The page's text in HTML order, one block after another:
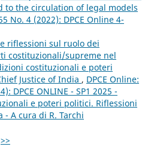
to the circulation of legal models
No. 4 (2022): DPCE Online 4-
riflessioni sul ruolo dei
costituzionali/supreme nel
costituzionali e poteri
Justice of India , DPCE Online:
DPCE ONLINE - SP1 2025 -
e poteri politici. Riflessioni
- A cura di R. Tarchi
>>